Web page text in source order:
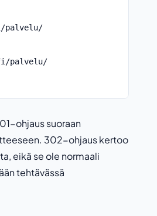
palvelu/
palvelu/
ohjaus suoraan
302-ohjaus kertoo
eikä se ole normaali
tehtävässä